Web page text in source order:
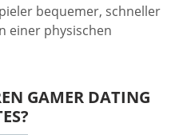
bequemer, schneller
einer physischen
GAMER DATING